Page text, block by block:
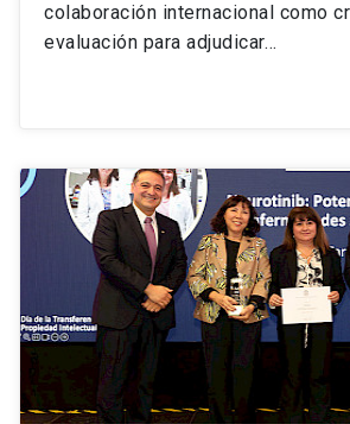
colaboración internacional como
evaluación para adjudicar…